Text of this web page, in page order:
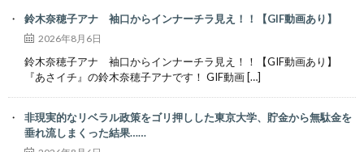
鈴木奈穂子アナ 袖口からインナーチラ見え！！【GIF動画あり】
2026年8月6日
鈴木奈穂子アナ 袖口からインナーチラ見え！！【GIF動画あり】
『あさイチ』の鈴木奈穂子アナです！ GIF動画 […]
非現実的なリベラル政策をゴリ押しした東京大学、貯金から無駄金を
垂れ流しまくった結果……